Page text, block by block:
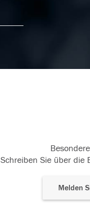
Schreiben Sie über die
Melden